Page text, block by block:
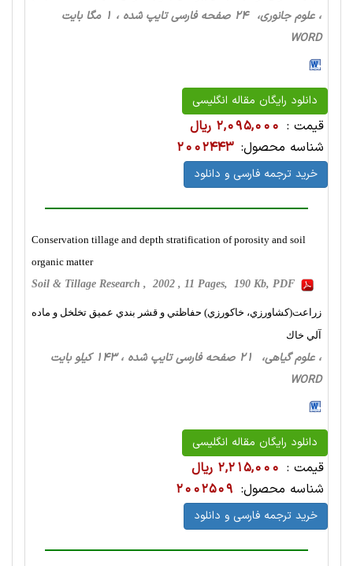
، علوم جانوری، 24 صفحه فارسی تایپ شده ، 1 مگا بایت
WORD
دانلود رایگان مقاله انگلیسی
قیمت : 2,095,000 ریال
شناسه محصول: 2002443
خرید ترجمه فارسی و دانلود
Conservation tillage and depth stratification of porosity and soil
organic matter
Soil & Tillage Research , 2002 , 11 Pages, 190 Kb, PDF
زراعت(كشاورزي، خاكورزي) حفاظتي و قشر بندي عميق تخلخل و ماده
آلي خاك
، علوم گیاهی، 21 صفحه فارسی تایپ شده ، 143 کیلو بایت
WORD
دانلود رایگان مقاله انگلیسی
قیمت : 2,215,000 ریال
شناسه محصول: 2002509
خرید ترجمه فارسی و دانلود